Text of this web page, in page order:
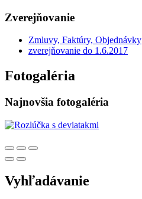
Zverejňovanie
Zmluvy, Faktúry, Objednávky
zverejňovanie do 1.6.2017
Fotogaléria
Najnovšia fotogaléria
Vyhľadávanie